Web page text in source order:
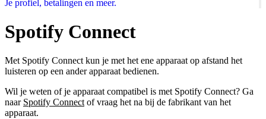
Je profiel, betalingen en meer.
Spotify Connect
Met Spotify Connect kun je met het ene apparaat op afstand het
luisteren op een ander apparaat bedienen.
Wil je weten of je apparaat compatibel is met Spotify Connect? Ga
naar Spotify Connect of vraag het na bij de fabrikant van het
apparaat.